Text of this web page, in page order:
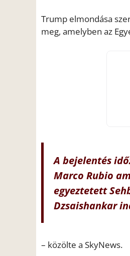
Trump elmondása
meg, amelyben az
A bejelentés
Marco Rubio
egyeztetett
Dzsaishankar
– közölte a SkyNews.